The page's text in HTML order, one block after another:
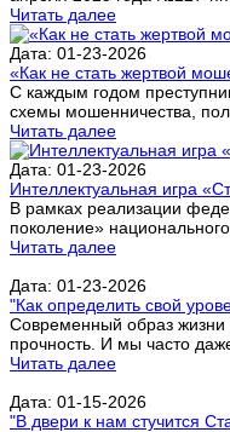
Читать далее
Дата: 01-23-2026
«Как не стать жертвой
С каждым годом
схемы мошенничества,
Читать далее
Дата: 01-23-2026
Интеллектуальная игра
В рамках реализации
поколение»
Читать далее
Дата: 01-23-2026
"Как определить свой
Современный образ жизни
прочность. И мы часто
Читать далее
Дата: 01-15-2026
"В двери к нам стучится